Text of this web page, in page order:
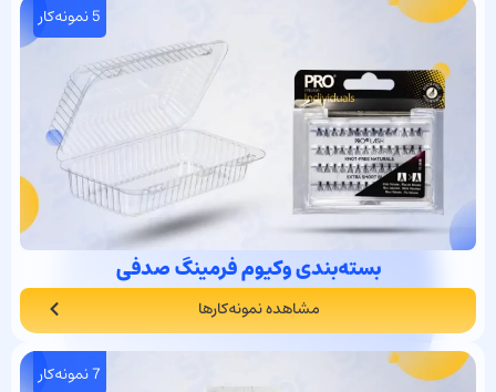
بسته‌بندی وکیوم فرمینگ صدفی
مشاهده نمونه‌کارها